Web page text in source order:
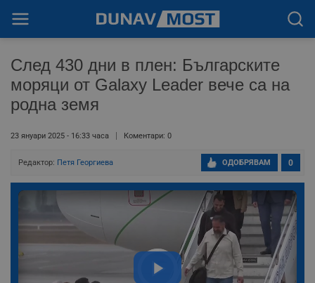
След 430 дни в плен: Българските
моряци от Galaxy Leader вече са на
родна земя
23 януари 2025 - 16:33 часа Коментари: 0
Редактор: Петя Георгиева 0
ОДОБРЯВАМ